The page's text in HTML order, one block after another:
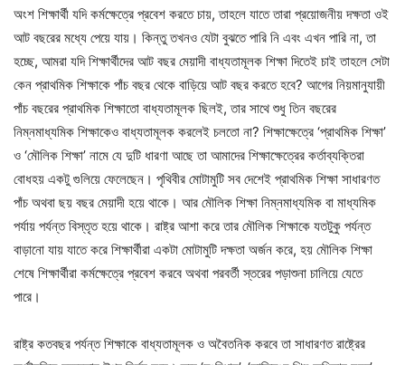
অংশ শিক্ষার্থী যদি কর্মক্ষেত্রে প্রবেশ করতে চায়, তাহলে যাতে তারা প্রয়োজনীয় দক্ষতা ওই
আট বছরের মধ্যে পেয়ে যায়। কিন্তু তখনও যেটা বুঝতে পারি নি এবং এখন পারি না, তা
হচ্ছে, আমরা যদি শিক্ষার্থীদের আট বছর মেয়াদী বাধ্যতামূলক শিক্ষা দিতেই চাই তাহলে সেটা
কেন প্রাথমিক শিক্ষাকে পাঁচ বছর থেকে বাড়িয়ে আট বছর করতে হবে? আগের নিয়মানুযায়ী
পাঁচ বছরের প্রাথমিক শিক্ষাতো বাধ্যতামূলক ছিলই, তার সাথে শুধু তিন বছরের
নিম্নমাধ্যমিক শিক্ষাকেও বাধ্যতামূলক করলেই চলতো না? শিক্ষাক্ষেত্রে ‘প্রাথমিক শিক্ষা’
ও ‘মৌলিক শিক্ষা’ নামে যে দুটি ধারণা আছে তা আমাদের শিক্ষাক্ষেত্রের কর্তাব্যক্তিরা
বোধহয় একটু গুলিয়ে ফেলেছেন। পৃথিবীর মোটামুটি সব দেশেই প্রাথমিক শিক্ষা সাধারণত
পাঁচ অথবা ছয় বছর মেয়াদী হয়ে থাকে। আর মৌলিক শিক্ষা নিম্নমাধ্যমিক বা মাধ্যমিক
পর্যায় পর্যন্ত বিস্তৃত হয়ে থাকে। রাষ্ট্র আশা করে তার মৌলিক শিক্ষাকে যতটুকু পর্যন্ত
বাড়ানো যায় যাতে করে শিক্ষার্থীরা একটা মোটামুটি দক্ষতা অর্জন করে, হয় মৌলিক শিক্ষা
শেষে শিক্ষার্থীরা কর্মক্ষেত্রে প্রবেশ করবে অথবা পরবর্তী স্তরের পড়াশুনা চালিয়ে যেতে
পারে।
রাষ্ট্র কতবছর পর্যন্ত শিক্ষাকে বাধ্যতামূলক ও অবৈতনিক করবে তা সাধারণত রাষ্ট্রের